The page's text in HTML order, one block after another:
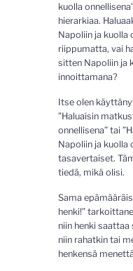
kuolla
hierarkiaa.
Napoliin ja kuolla
riippumatta, vai
sitten Napoliin ja
innoittamana?
Itse olen
”Haluaisin
onnellisena” tai
Napoliin ja kuolla
tasavertaiset.
tiedä, mikä olisi.
Sama
henki!”
niin henki saattaa
niin rahatkin tai
henkensä